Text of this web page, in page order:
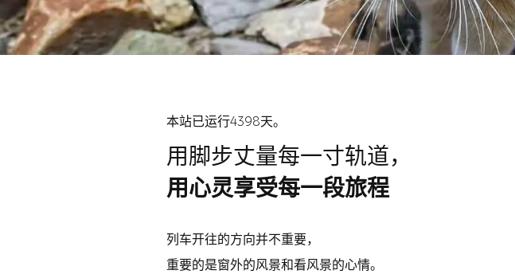
本站已运行4398天。
用脚步丈量每一寸轨道，
用心灵享受每一段旅程
列车开往的方向并不重要，
重要的是窗外的风景和看风景的心情。